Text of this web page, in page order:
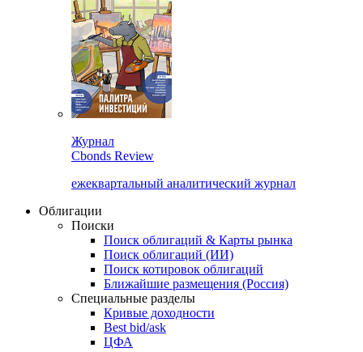
Журнал
Cbonds Review
ежеквартальный аналитический журнал
Облигации
Поиски
Поиск облигаций & Карты рынка
Поиск облигаций (ИИ)
Поиск котировок облигаций
Ближайшие размещения (Россия)
Специальные разделы
Кривые доходности
Best bid/ask
ЦФА